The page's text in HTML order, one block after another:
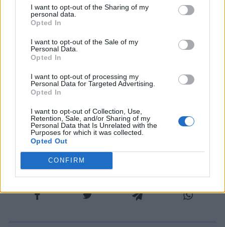
I want to opt-out of the Sharing of my
personal data.
Opted In
I want to opt-out of the Sale of my
Personal Data.
Opted In
I want to opt-out of processing my
Personal Data for Targeted Advertising.
Opted In
I want to opt-out of Collection, Use,
Retention, Sale, and/or Sharing of my
Personal Data that Is Unrelated with the
Purposes for which it was collected.
Opted Out
CONFIRM
COMMENTO "IL LABIRINTO"
COMMENTI